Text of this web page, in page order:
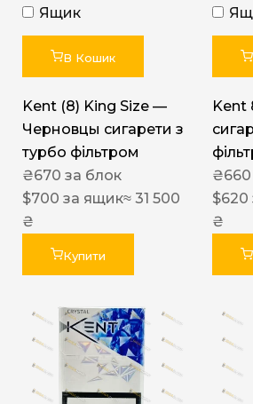
Ящик
В Кошик
Kent (8) King Size —
Черновцы сигарети з
турбо фільтром
₴670 за блок
$700 за ящик≈ 31 500
₴
Купити
Kent
₴660
$620
₴